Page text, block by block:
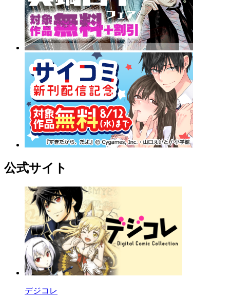
公式サイト
デジコレ